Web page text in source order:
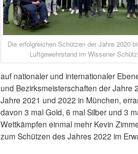
Die erfolgreichen Schützen der Jahre 2020
Luftgewehrstand im Wissener
auf nationaler und internationaler
und Bezirksmeisterschaften der Jahre
Jahre 2021 und 2022 in München,
davon 3 mal Gold, 6 mal Silber und 3
Wettkämpfen einmal mehr Kevin
zum Schützen des Jahres 2022 im